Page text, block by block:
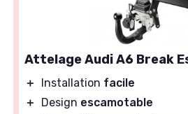
Attelage Audi A6 Break
＋ Installation facile
＋
Design escamotable